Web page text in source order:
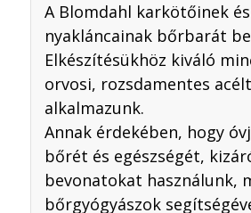
A Blomdahl karkötőinek és
nyakláncainak bőrbarát
Elkészítésükhöz kiváló
orvosi, rozsdamentes
alkalmazunk.
Annak érdekében, hogy
bőrét és egészségét,
bevonatokat használunk,
bőrgyógyászok